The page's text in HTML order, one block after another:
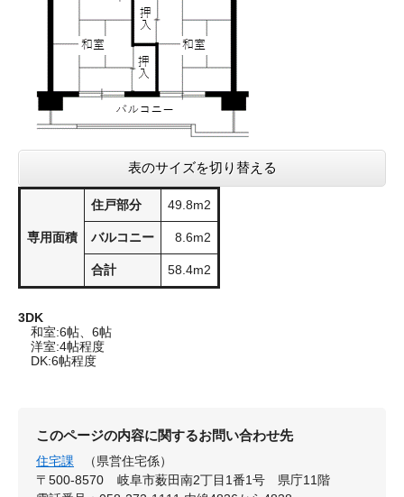
表のサイズを切り替える
専用面積
住戸部分 49.8m2
バルコニー 8.6m2
合計 58.4m2
3DK
和室:6帖、6帖
洋室:4帖程度
DK:6帖程度
このページの内容に関するお問い合わせ先
住宅課
（県営住宅係）
〒500-8570
岐阜市薮田南2丁目1番1号 県庁11階